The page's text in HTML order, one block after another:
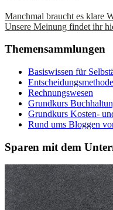
Manchmal braucht es klare
Unsere Meinung findet ihr
Themensammlungen
Basiswissen für
Rechnungswesen
Grundkurs
Grundkurs Kosten-
Rund ums Bloggen
Sparen mit dem